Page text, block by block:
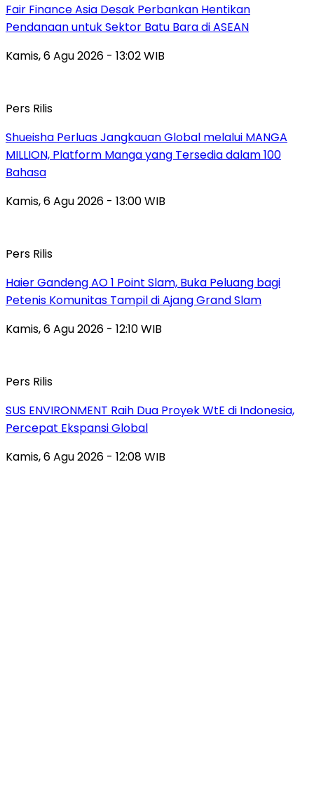
Fair Finance Asia Desak Perbankan Hentikan
Pendanaan untuk Sektor Batu Bara di ASEAN
Kamis, 6 Agu 2026 - 13:02 WIB
Pers Rilis
Shueisha Perluas Jangkauan Global melalui MANGA
MILLION, Platform Manga yang Tersedia dalam 100
Bahasa
Kamis, 6 Agu 2026 - 13:00 WIB
Pers Rilis
Haier Gandeng AO 1 Point Slam, Buka Peluang bagi
Petenis Komunitas Tampil di Ajang Grand Slam
Kamis, 6 Agu 2026 - 12:10 WIB
Pers Rilis
SUS ENVIRONMENT Raih Dua Proyek WtE di Indonesia,
Percepat Ekspansi Global
Kamis, 6 Agu 2026 - 12:08 WIB